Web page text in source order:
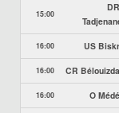
15:00
16:00 US
16:00 CR
16:00 O